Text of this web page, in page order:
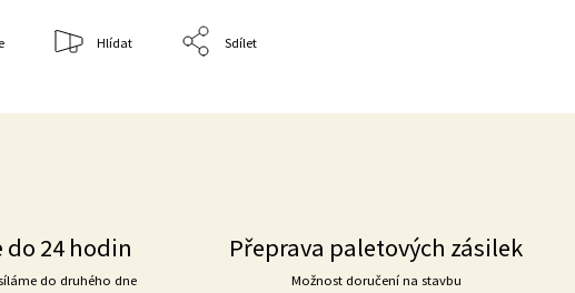
Hlídat Sdílet
24 hodin
do druhého dne
Přeprava paletových zásilek
Možnost doručení na stavbu